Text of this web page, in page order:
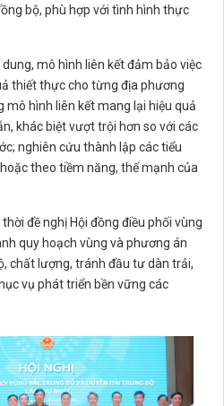
bộ, phù hợp với tình hình thực
mô hình liên kết đảm bảo việc
thiết thực cho từng địa phương
hình liên kết mang lại hiệu quả
khác biệt vượt trội hơn so với các
nghiên cứu thành lập các tiểu
theo tiềm năng, thế mạnh của
đề nghị Hội đồng điều phối vùng
quy hoạch vùng và phương án
chất lượng, tránh đầu tư dàn trải,
vụ phát triển bền vững các